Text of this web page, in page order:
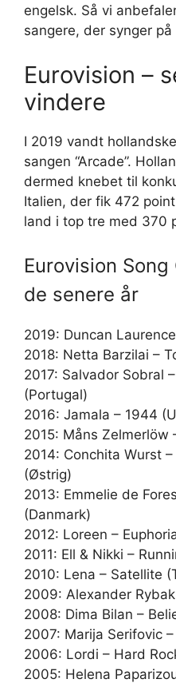
engelsk. Så vi
sangere, der synger på
Eurovision –
vindere
I 2019 vandt
sangen “Arcade”.
dermed knebet til
Italien, der fik 472
land i top tre med 370
Eurovision
de senere år
2019: Duncan
2018: Netta Barzilai –
2017: Salvador Sobral
(Portugal)
2016: Jamala – 1944
2015: Måns Zelmerlöw
2014: Conchita Wurst
(Østrig)
2013: Emmelie de
(Danmark)
2012: Loreen –
2011: Ell & Nikki –
2010: Lena – Satellite
2009: Alexander
2008: Dima Bilan –
2007: Marija Serifovic
2006: Lordi – Hard
2005: Helena